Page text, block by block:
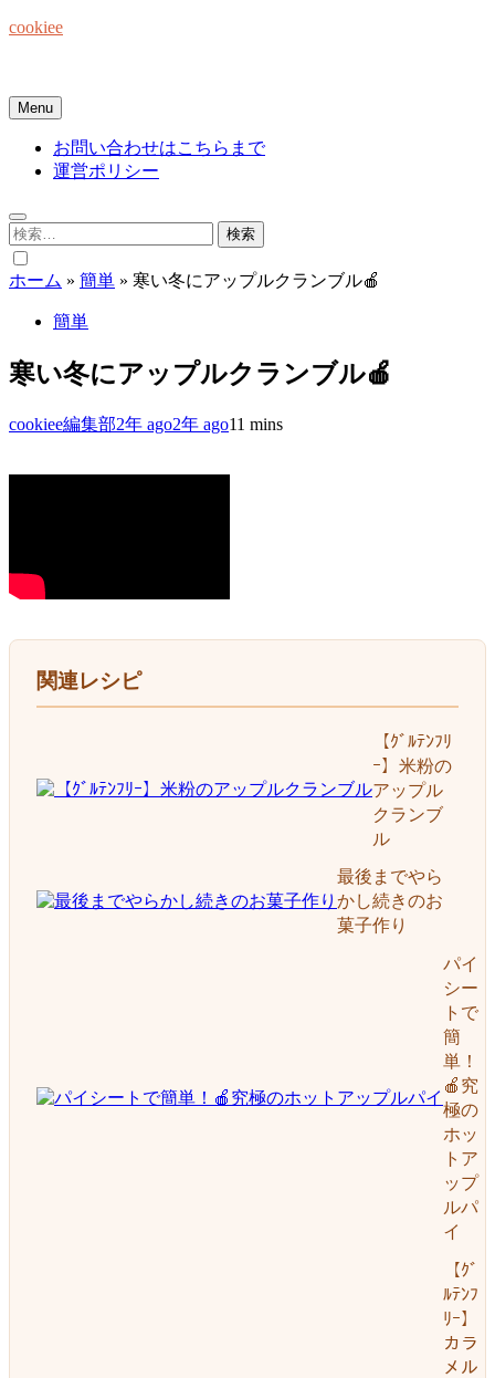
Skip
cookiee
Menu
お問い合わせはこちらまで
運営ポリシー
検
索:
ホーム » 簡単 » 寒い冬にアップルクランブル🍎
簡単
寒い冬にアップルクランブル🍎
cookiee編集部2年 ago2年 ago11 mins
関連レシピ
【ｸﾞﾙﾃﾝﾌﾘ
ｰ】米粉の
アップル
クランブ
ル
最後までやら
かし続きのお
菓子作り
パイ
シー
トで
簡
単！
🍎究
極の
ホッ
トア
ップ
ルパ
イ
【ｸﾞ
ﾙﾃﾝﾌ
ﾘｰ】
カラ
メル